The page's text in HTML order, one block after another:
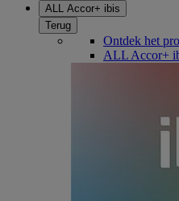
ALL Accor+ ibis
Terug
Ontdek het
ALL Accor+